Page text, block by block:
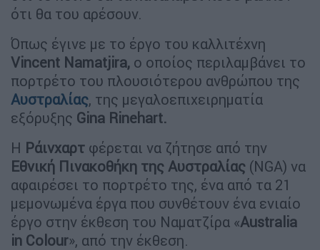
ότι θα του αρέσουν.
Όπως έγινε με το έργο του καλλιτέχνη
Vincent Namatjira, ο οποίος περιλαμβάνει το
πορτρέτο του πλουσιότερου ανθρώπου της
Αυστραλίας, της μεγαλοεπιχειρηματία
εξόρυξης Gina Rinehart.
Η Ράινχαρτ φέρεται να ζήτησε από την
Εθνική Πινακοθήκη της Αυστραλίας (NGA) να
αφαιρέσει το πορτρέτο της, ένα από τα 21
μεμονωμένα έργα που συνθέτουν ένα ενιαίο
έργο στην έκθεση του Ναματζίρα «Australia
in Colour», από την έκθεση.